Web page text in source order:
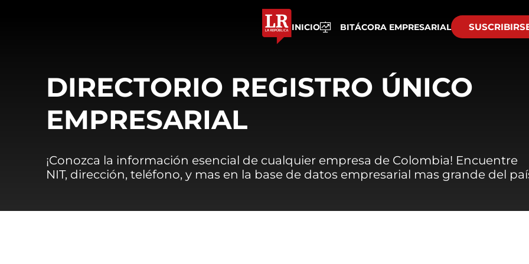
INICIO BITÁCORA EMPRESARIAL
DIRECTORIO REGISTRO ÚNICO
EMPRESARIAL
¡Conozca la información esencial de cualquier empresa de Colombia! Encuentre
NIT, dirección, teléfono, y mas en la base de datos empresarial mas grande del